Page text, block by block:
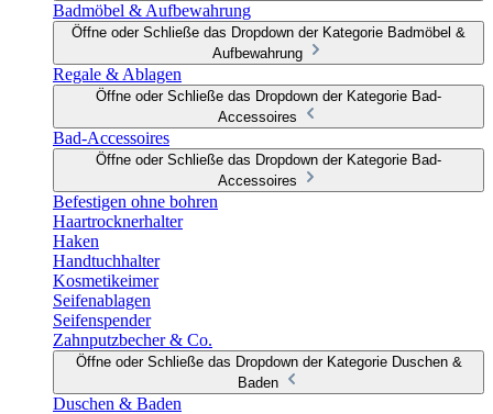
Badmöbel & Aufbewahrung
Öffne oder Schließe das Dropdown der Kategorie Badmöbel &
Aufbewahrung
Regale & Ablagen
Öffne oder Schließe das Dropdown der Kategorie Bad-
Accessoires
Bad-Accessoires
Öffne oder Schließe das Dropdown der Kategorie Bad-
Accessoires
Befestigen ohne bohren
Haartrocknerhalter
Haken
Handtuchhalter
Kosmetikeimer
Seifenablagen
Seifenspender
Zahnputzbecher & Co.
Öffne oder Schließe das Dropdown der Kategorie Duschen &
Baden
Duschen & Baden